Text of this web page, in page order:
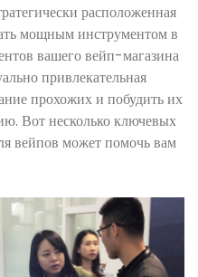
расположенная
мощным инструментом в
вашего вейп-магазина
привлекательная
прохожих и побудить их
Вот несколько ключевых
вейпов может помочь вам